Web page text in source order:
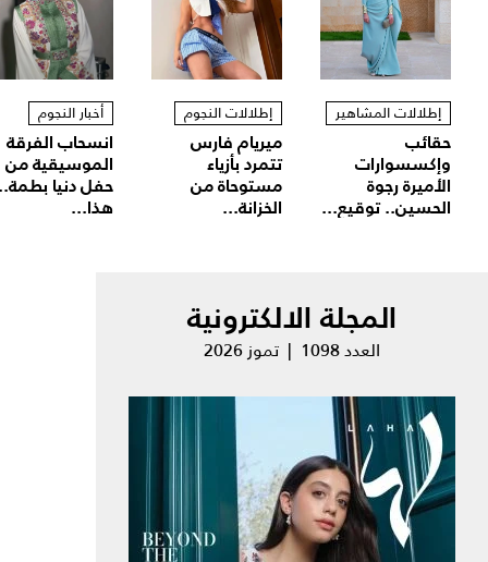
إطلالات المشاهير
حقائب
وإكسسوارات
الأميرة رجوة
الحسين.. توقيع...
إطلالات النجوم
ميريام فارس
تتمرد بأزياء
مستوحاة من
الخزانة...
أخبار النجوم
انسحاب الفرقة
الموسيقية من
حفل دنيا
هذا...
المجلة الالكترونية
العدد 1098 | تموز 2026